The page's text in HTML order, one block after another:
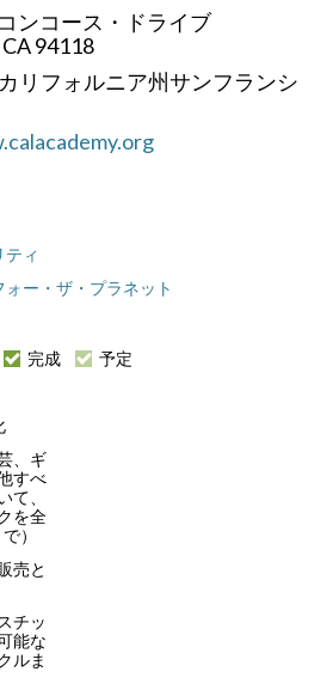
ンコース・ドライブ
94118
カリフォルニア州サンフランシ
ィ
ー・ザ・プラネット
完成 予定
、ギ
すべ
て、
を全
）
売と
チッ
能な
ルま